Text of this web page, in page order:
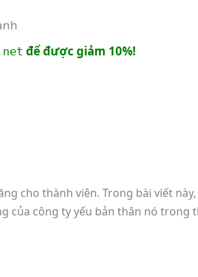
để được giảm 10%!
cho thành viên. Trong bài viết
của công ty yếu bản thân nó trong